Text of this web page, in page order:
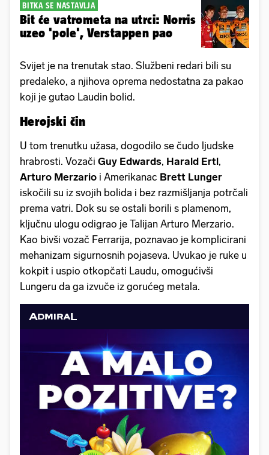
BITKA SE NASTAVLJA
Bit će vatrometa na utrci: Norris
uzeo 'pole', Verstappen pao
Svijet je na trenutak stao. Službeni redari bili su
predaleko, a njihova oprema nedostatna za pakao
koji je gutao Laudin bolid.
Herojski čin
U tom trenutku užasa, dogodilo se čudo ljudske
hrabrosti. Vozači Guy Edwards, Harald Ertl,
Arturo Merzario i Amerikanac Brett Lunger
iskočili su iz svojih bolida i bez razmišljanja potrčali
prema vatri. Dok su se ostali borili s plamenom,
ključnu ulogu odigrao je Talijan Arturo Merzario.
Kao bivši vozač Ferrarija, poznavao je komplicirani
mehanizam sigurnosnih pojaseva. Uvukao je ruke u
kokpit i uspio otkopčati Laudu, omogućivši
Lungeru da ga izvuče iz gorućeg metala.